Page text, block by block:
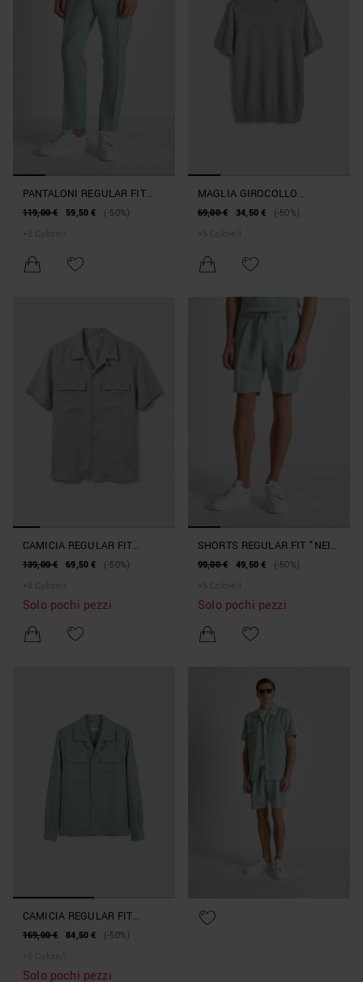
PANTALONI REGULAR FIT
"JULIAN" IN MISTO LINO
119,00 € 59,50 €
(-50%)
+ 5 Colore/i
MAGLIA GIROCOLLO
REGULAR FIT MANICA
69,00 € 34,50 €
(-50%)
+ 5 Colore/i
CAMICIA REGULAR FIT
"PANAMA" IN MISTO LINO
139,00 € 69,50 €
(-50%)
+ 5 Colore/i
Solo pochi pezzi
SHORTS REGULAR FIT "NEIL"
IN MISTO LINO E VISCOSA
99,00 € 49,50 €
(-50%)
+ 5 Colore/i
Solo pochi pezzi
CAMICIA REGULAR FIT
"ANTIGUA" IN MISTO LINO E
169,00 € 84,50 €
(-50%)
+ 5 Colore/i
Solo pochi pezzi